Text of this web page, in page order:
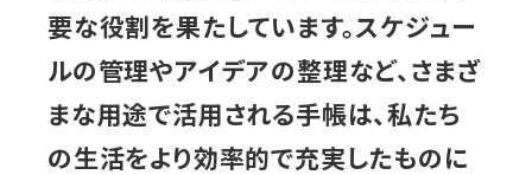
要な役割を果たしています。スケジュー
ルの管理やアイデアの整理など、さまざ
まな用途で活用される手帳は、私たち
の生活をより効率的で充実したものに